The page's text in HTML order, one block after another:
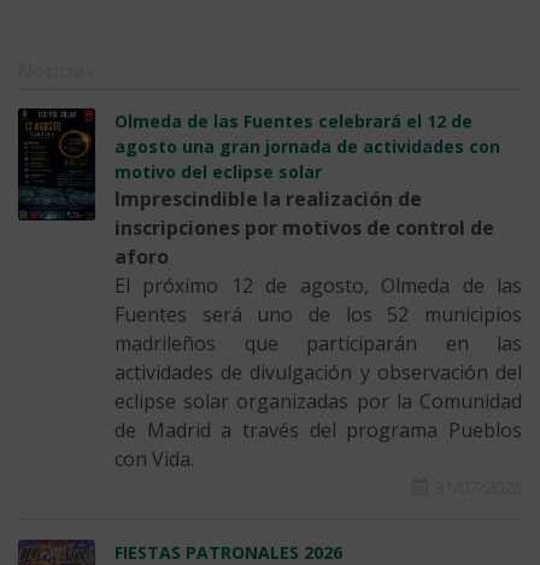
Olmeda de las Fuentes celebrará el 12 de
agosto una gran jornada de actividades con
motivo del eclipse solar
Imprescindible la realización de
inscripciones por motivos de control de
aforo
El próximo 12 de agosto, Olmeda de las
Fuentes será uno de los 52 municipios
madrileños que participarán en las
actividades de divulgación y observación del
eclipse solar organizadas por la Comunidad
de Madrid a través del programa Pueblos
con Vida.
FIESTAS PATRONALES 2026